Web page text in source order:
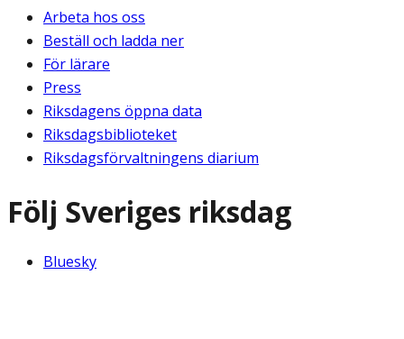
Arbeta hos oss
Beställ och ladda ner
För lärare
Press
Riksdagens öppna data
Riksdagsbiblioteket
Riksdagsförvaltningens diarium
Följ Sveriges riksdag
Bluesky